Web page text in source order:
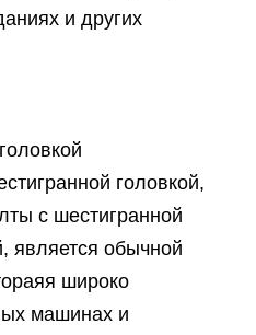
и других
головкой,
с шестигранной
является обычной
широко
машинах и